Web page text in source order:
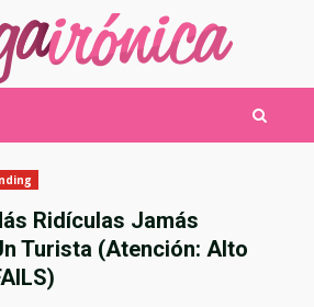
Ridículas Jamás
Turista (Atención: Alto